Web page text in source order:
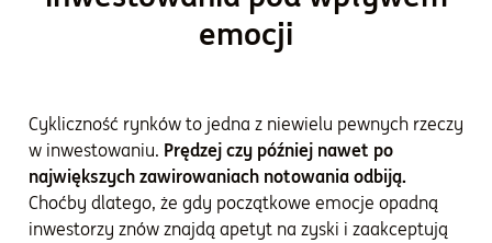
emocji
Cykliczność rynków to jedna z niewielu pewnych rzeczy
w inwestowaniu. Prędzej czy później nawet po
największych zawirowaniach notowania odbiją.
Choćby dlatego, że gdy początkowe emocje opadną
inwestorzy znów znajdą apetyt na zyski i zaakceptują